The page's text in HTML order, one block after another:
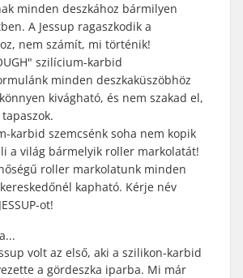
minden deszkához bármilyen
A Jessup ragaszkodik a
nem számít, mi történik!
szilícium-karbid
minden deszkaküszöbhöz
kivágható, és nem szakad el,
karbid szemcsénk soha nem kopik
a világ bármelyik roller markolatát!
roller markolatunk minden
kapható. Kérje név
ot!
volt az első, aki a szilikon-karbid
a gördeszka iparba. Mi már